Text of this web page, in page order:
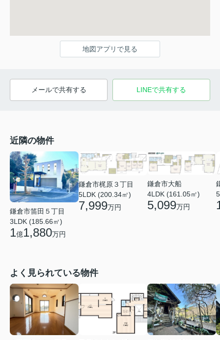
地図アプリで見る
メールで共有する LINEで共有する
近隣の物件
鎌倉市笛田５丁目
3LDK (185.66㎡)
1億1,880万円
鎌倉市梶原３丁目
5LDK (200.34㎡)
7,999万円
鎌倉市大船
4LDK (161.05㎡)
5,099万円
よく見られている物件